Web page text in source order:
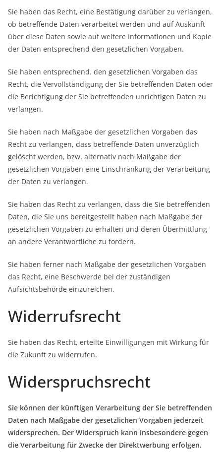
Sie haben das Recht, eine Bestätigung darüber zu verlangen,
ob betreffende Daten verarbeitet werden und auf Auskunft
über diese Daten sowie auf weitere Informationen und Kopie
der Daten entsprechend den gesetzlichen Vorgaben.
Sie haben entsprechend. den gesetzlichen Vorgaben das
Recht, die Vervollständigung der Sie betreffenden Daten oder
die Berichtigung der Sie betreffenden unrichtigen Daten zu
verlangen.
Sie haben nach Maßgabe der gesetzlichen Vorgaben das
Recht zu verlangen, dass betreffende Daten unverzüglich
gelöscht werden, bzw. alternativ nach Maßgabe der
gesetzlichen Vorgaben eine Einschränkung der Verarbeitung
der Daten zu verlangen.
Sie haben das Recht zu verlangen, dass die Sie betreffenden
Daten, die Sie uns bereitgestellt haben nach Maßgabe der
gesetzlichen Vorgaben zu erhalten und deren Übermittlung
an andere Verantwortliche zu fordern.
Sie haben ferner nach Maßgabe der gesetzlichen Vorgaben
das Recht, eine Beschwerde bei der zuständigen
Aufsichtsbehörde einzureichen.
Widerrufsrecht
Sie haben das Recht, erteilte Einwilligungen mit Wirkung für
die Zukunft zu widerrufen.
Widerspruchsrecht
Sie können der künftigen Verarbeitung der Sie betreffenden
Daten nach Maßgabe der gesetzlichen Vorgaben jederzeit
widersprechen. Der Widerspruch kann insbesondere gegen
die Verarbeitung für Zwecke der Direktwerbung erfolgen.